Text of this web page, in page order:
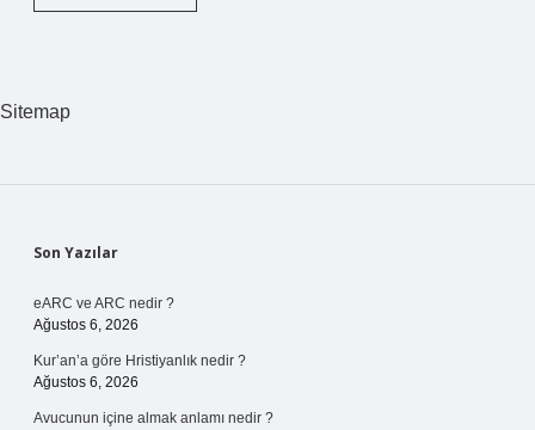
Kolluk
Sitemap
Sidebar
Son Yazılar
eARC ve ARC nedir ?
Ağustos 6, 2026
Kur’an’a göre Hristiyanlık nedir ?
Ağustos 6, 2026
Avucunun içine almak anlamı nedir ?